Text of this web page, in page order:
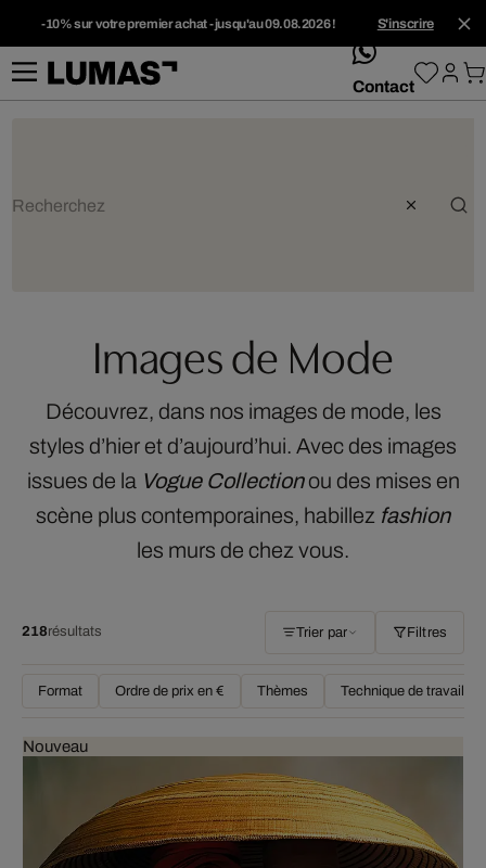
-10% sur votre premier achat - jusqu'au 09.08.2026 ! S'inscrire
whatsApp
Contact
Images de Mode
Découvrez, dans nos images de mode, les
styles d’hier et d’aujourd’hui. Avec des images
issues de la Vogue Collectionou des mises en
scène plus contemporaines, habillez fashion
les murs de chez vous.
218résultats Trier par Filtres
Format Ordre de prix en € Thèmes Technique de travail
Nouveau